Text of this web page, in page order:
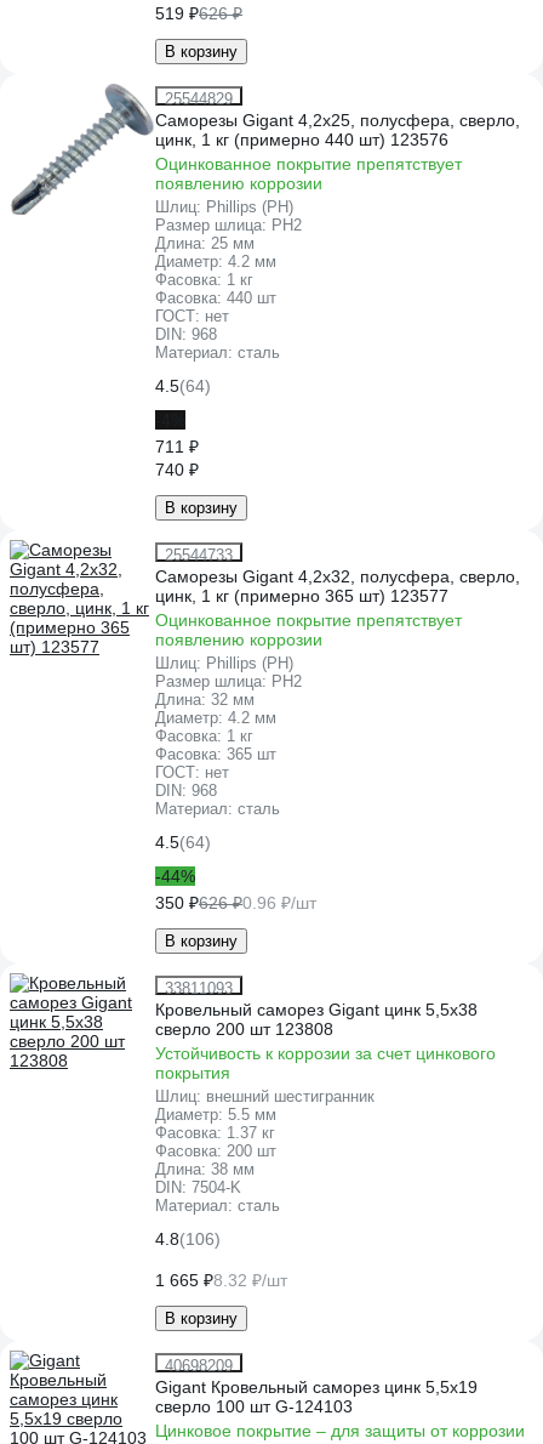
519 ₽626 ₽
В корзину
25544829
Саморезы Gigant 4,2x25, полусфера, сверло,
цинк, 1 кг (примерно 440 шт) 123576
Оцинкованное покрытие препятствует
появлению коррозии
Шлиц: Phillips (PH)
Размер шлица: PH2
Длина: 25 мм
Диаметр: 4.2 мм
Фасовка: 1 кг
Фасовка: 440 шт
ГОСТ: нет
DIN: 968
Материал: сталь
4.5(64)
711 ₽
740 ₽
В корзину
25544733
Саморезы Gigant 4,2x32, полусфера, сверло,
цинк, 1 кг (примерно 365 шт) 123577
Оцинкованное покрытие препятствует
появлению коррозии
Шлиц: Phillips (PH)
Размер шлица: PH2
Длина: 32 мм
Диаметр: 4.2 мм
Фасовка: 1 кг
Фасовка: 365 шт
ГОСТ: нет
DIN: 968
Материал: сталь
4.5(64)
-44%
350 ₽626 ₽0.96 ₽/шт
В корзину
33811093
Кровельный саморез Gigant цинк 5,5x38
сверло 200 шт 123808
Устойчивость к коррозии за счет цинкового
покрытия
Шлиц: внешний шестигранник
Диаметр: 5.5 мм
Фасовка: 1.37 кг
Фасовка: 200 шт
Длина: 38 мм
DIN: 7504-K
Материал: сталь
4.8(106)
1 665 ₽8.32 ₽/шт
В корзину
40698209
Gigant Кровельный саморез цинк 5,5x19
сверло 100 шт G-124103
Цинковое покрытие – для защиты от коррозии